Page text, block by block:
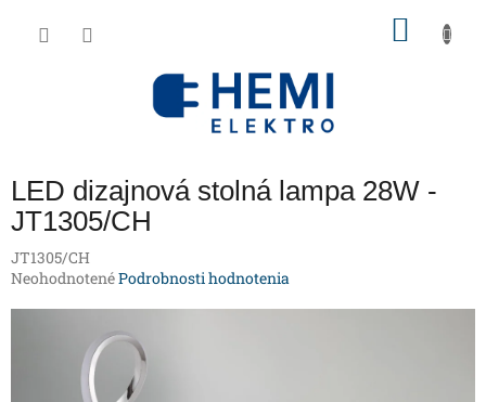
LED dizajnová stolná lampa 28W -
JT1305/CH
JT1305/CH
Priemerné
NeohodnotenéPodrobnosti hodnotenia